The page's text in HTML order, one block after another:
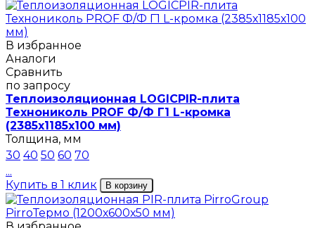
В избранное
Аналоги
Сравнить
по запросу
Теплоизоляционная LOGICPIR-плита
Технониколь PROF Ф/Ф Г1 L-кромка
(2385х1185х100 мм)
Толщина, мм
30 40 50 60 70
...
Купить в 1 клик
В корзину